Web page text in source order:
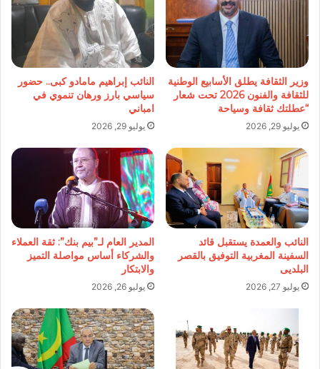
وزير الثقافة يطلق الأسابيع الوطنية
للثقافة والفنون 2026 تحت شعار
“عطلتك ثقافة وسياحة
يوليو 29, 2026
النائب إبراهيم مامادو كبى.. حضور
سياسي بارز ورهان تنموي في
امباني
يوليو 29, 2026
النائب والعمدة يستقبل قائد
السفينة المغربية التوفيق بالقصر
البلديى
يوليو 27, 2026
المدير العام لـ”بيم بنك”: ثقة العملاء
والشركاء أساس مواصلة التميز
والابتكار
يوليو 26, 2026